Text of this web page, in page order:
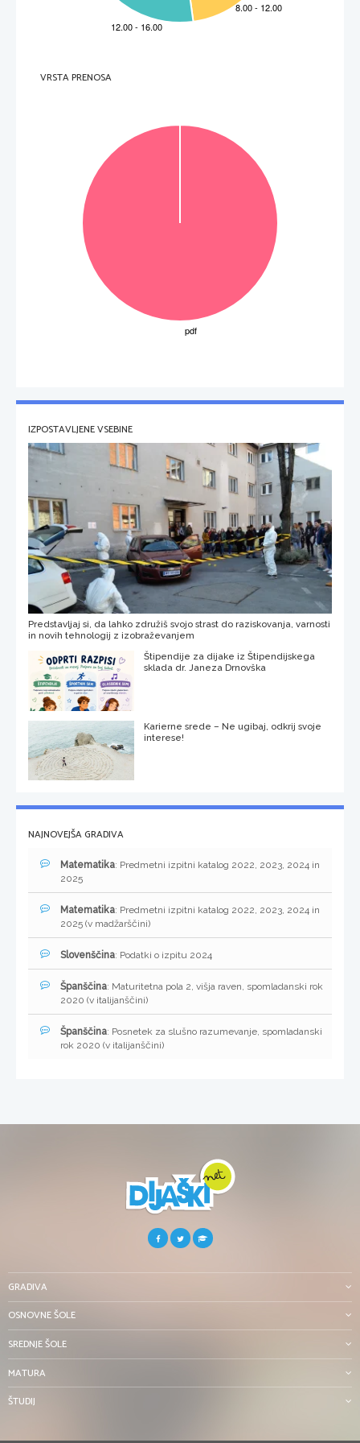
V sivo polje ne pišite
perforiran list
VRSTA PRENOSA
IZPOSTAVLJENE VSEBINE
Predstavljaj si, da lahko združiš svojo strast do raziskovanja, varnosti
in novih tehnologij z izobraževanjem
Štipendije za dijake iz Štipendijskega
sklada dr. Janeza Drnovška
Karierne srede – Ne ugibaj, odkrij svoje
interese!
NAJNOVEJŠA GRADIVA
Matematika: Predmetni izpitni katalog 2022, 2023, 2024 in
2025
Matematika: Predmetni izpitni katalog 2022, 2023, 2024 in
2025 (v madžarščini)
Slovenščina: Podatki o izpitu 2024
Španščina: Maturitetna pola 2, višja raven, spomladanski rok
2020 (v italijanščini)
Španščina: Posnetek za slušno razumevanje, spomladanski
rok 2020 (v italijanščini)
GRADIVA
OSNOVNE ŠOLE
SREDNJE ŠOLE
MATURA
ŠTUDIJ